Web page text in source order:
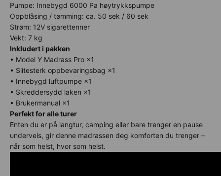
Pumpe: Innebygd 6000 Pa høytrykkspumpe
Oppblåsing / tømming: ca. 50 sek / 60 sek
Strøm: 12V sigarettenner
Vekt: 7 kg
Inkludert i pakken
• Model Y Madrass Pro ×1
• Slitesterk oppbevaringsbag ×1
• Innebygd luftpumpe ×1
• Skreddersydd laken ×1
• Brukermanual ×1
Perfekt for alle turer
Enten du er på langtur, camping eller bare trenger en pause
underveis, gir denne madrassen deg komforten du trenger –
når som helst, hvor som helst.